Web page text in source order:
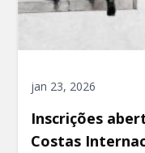
jan 23, 2026
Inscrições
Costas